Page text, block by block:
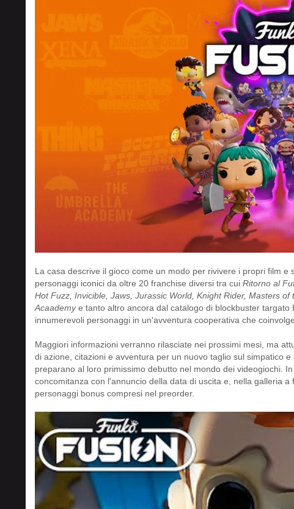
La casa descrive il gioco come un modo per rivivere i propri film
personaggi iconici da oltre 20 franchise diversi tra cui Ritorno al
Hot Fuzz, Invicible, Jaws, Jurassic World, Knight Rider, Masters
Acaademye tanto altro ancora dal catalogo di blockbuster
innumerevoli personaggi in un'avventura cooperativa che
Maggiori informazioni verranno rilasciate nei prossimi mesi, ma
di azione, citazioni e avventura per un nuovo taglio sul simpatico
preparano al loro primissimo debutto nel mondo dei videogiochi.
concomitanza con l'annuncio della data di uscita e, nella galleria
personaggi bonus compresi nel preorder.